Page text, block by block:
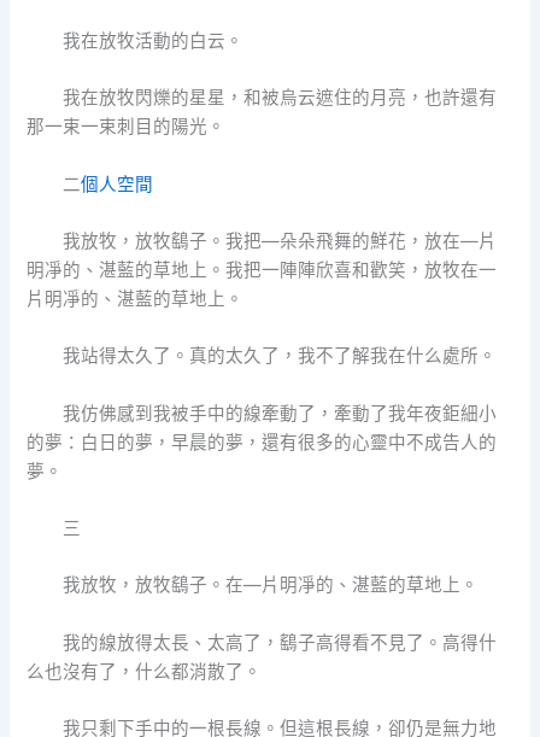
我在放牧活動的白云。
我在放牧閃爍的星星，和被烏云遮住的月亮，也許還有
那一束一束刺目的陽光。
二個人空間
我放牧，放牧鷂子。我把—朵朵飛舞的鮮花，放在—片
明凈的、湛藍的草地上。我把一陣陣欣喜和歡笑，放牧在一
片明凈的、湛藍的草地上。
我站得太久了。真的太久了，我不了解我在什么處所。
我仿佛感到我被手中的線牽動了，牽動了我年夜鉅細小
的夢：白日的夢，早晨的夢，還有很多的心靈中不成告人的
夢。
三
我放牧，放牧鷂子。在—片明凈的、湛藍的草地上。
我的線放得太長、太高了，鷂子高得看不見了。高得什
么也沒有了，什么都消散了。
我只剩下手中的一根長線。但這根長線，卻仍是無力地